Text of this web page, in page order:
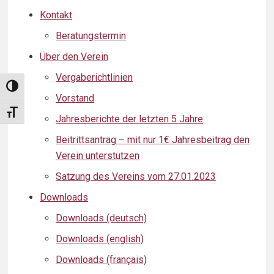
Umschalten auf hohe Kontraste
Schrift vergrößern
Kontakt
Beratungstermin
Über den Verein
Vergaberichtlinien
Vorstand
Jahresberichte der letzten 5 Jahre
Beitrittsantrag – mit nur 1€ Jahresbeitrag den
Verein unterstützen
Satzung des Vereins vom 27.01.2023
Downloads
Downloads (deutsch)
Downloads (english)
Downloads (français)